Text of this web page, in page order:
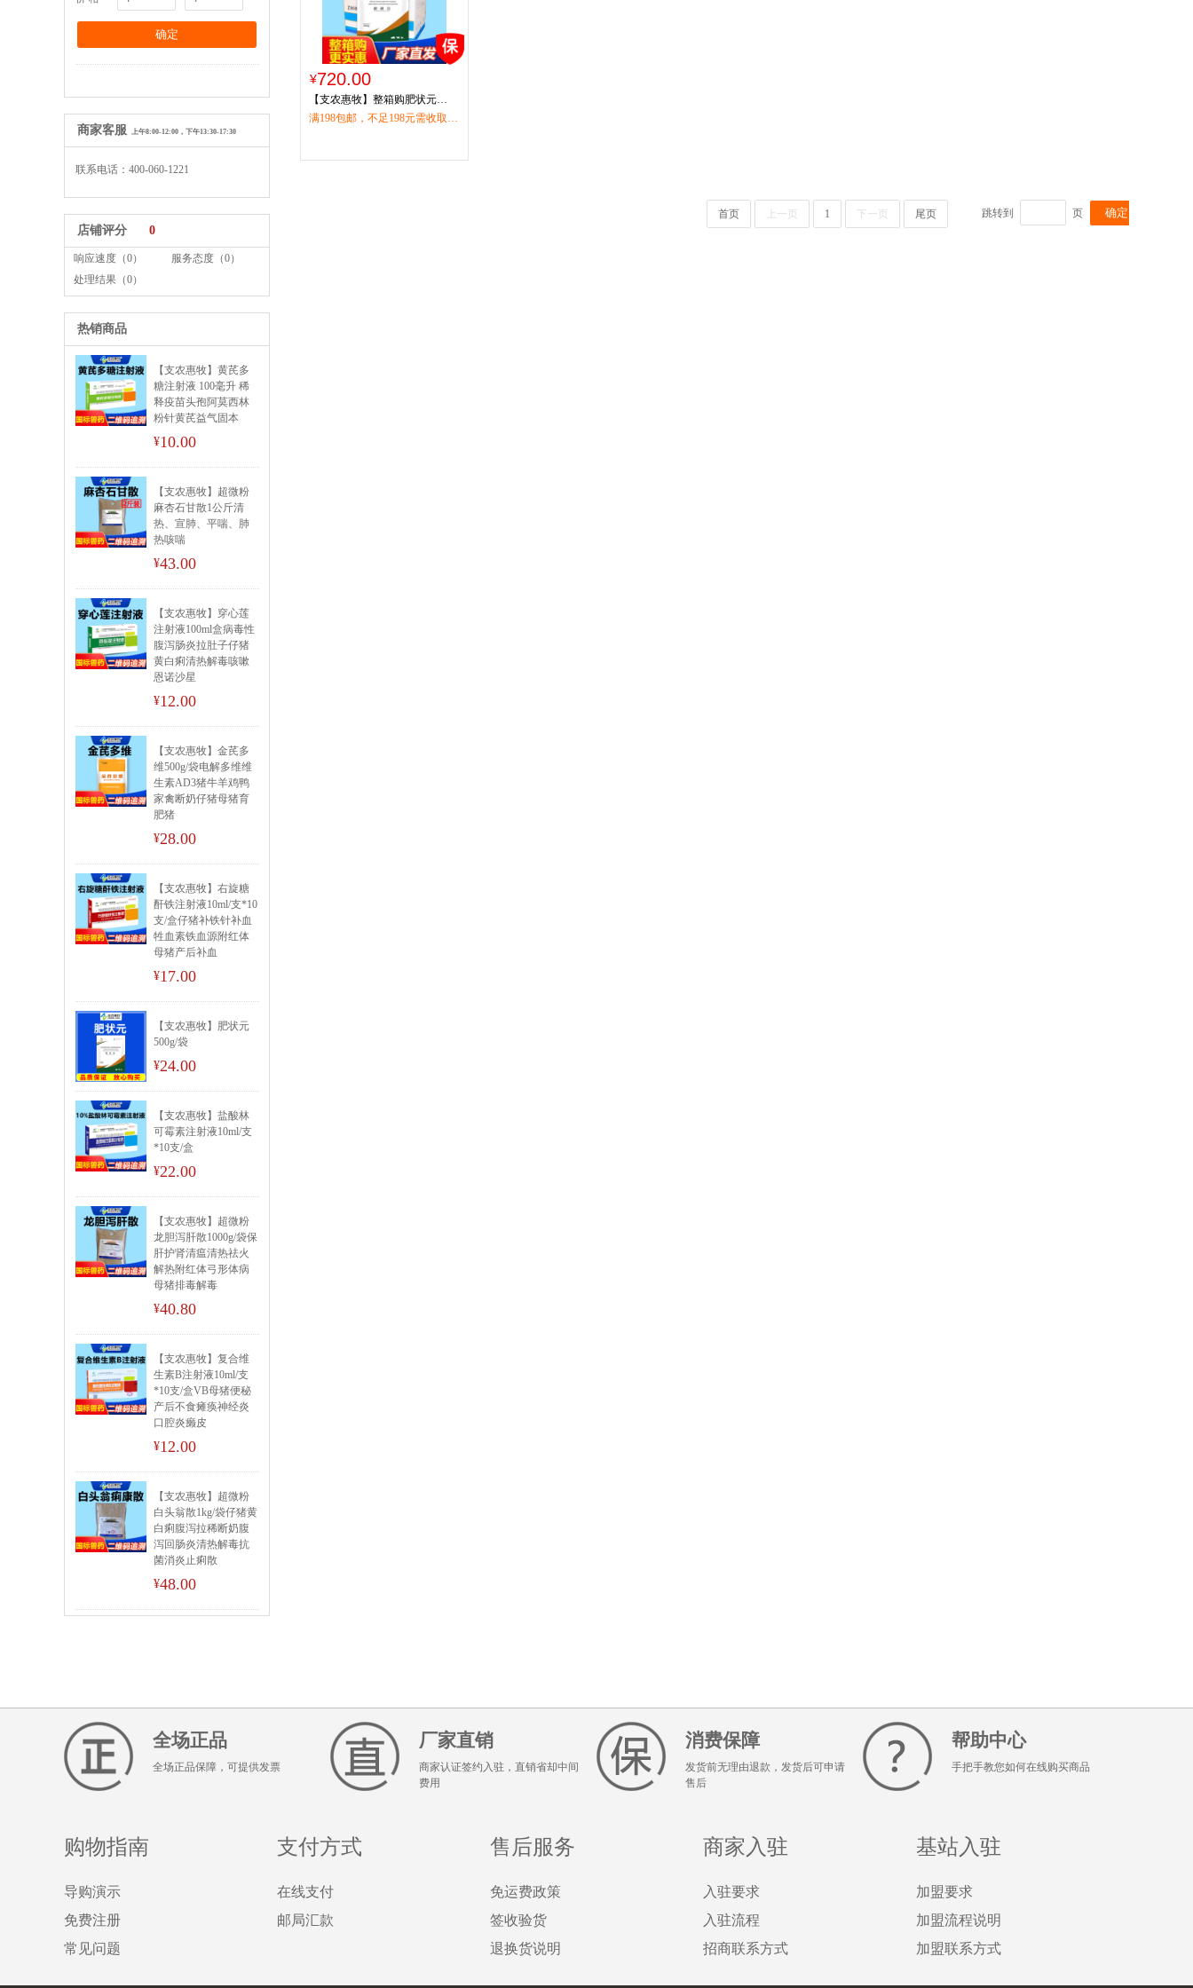
商家客服 上午8:00-12:00，下午13:30-17:30
联系电话：400-060-1221
店铺评分 0
响应速度（0）
服务态度（0）
处理结果（0）
热销商品
【支农惠牧】黄芪多
糖注射液 100毫升 稀
释疫苗头孢阿莫西林
粉针黄芪益气固本
¥10.00
【支农惠牧】超微粉
麻杏石甘散1公斤清
热、宣肺、平喘、肺
热咳喘
¥43.00
【支农惠牧】穿心莲
注射液100ml盒病毒性
腹泻肠炎拉肚子仔猪
黄白痢清热解毒咳嗽
恩诺沙星
¥12.00
【支农惠牧】金芪多
维500g/袋电解多维维
生素AD3猪牛羊鸡鸭
家禽断奶仔猪母猪育
肥猪
¥28.00
【支农惠牧】右旋糖
酐铁注射液10ml/支*10
支/盒仔猪补铁针补血
牲血素铁血源附红体
母猪产后补血
¥17.00
【支农惠牧】肥状元
500g/袋
¥24.00
【支农惠牧】盐酸林
可霉素注射液10ml/支
*10支/盒
¥22.00
【支农惠牧】超微粉
龙胆泻肝散1000g/袋保
肝护肾清瘟清热祛火
解热附红体弓形体病
母猪排毒解毒
¥40.80
【支农惠牧】复合维
生素B注射液10ml/支
*10支/盒VB母猪便秘
产后不食瘫痪神经炎
口腔炎癞皮
¥12.00
【支农惠牧】超微粉
白头翁散1kg/袋仔猪黄
白痢腹泻拉稀断奶腹
泻回肠炎清热解毒抗
菌消炎止痢散
¥48.00
¥720.00
【支农惠牧】整箱购肥状元
500g/袋*30袋/箱
满198包邮，不足198元需收取物
青海、宁夏、甘肃、海南、新疆
首页 上一页 1 下一页 尾页 跳转到 页
全场正品
全场正品保障，可提供发票
厂家直销
商家认证签约入驻，直销省却中间
费用
消费保障
发货前无理由退款，发货后可申请
售后
帮助中心
手把手教您如何在线购买商品
购物指南
导购演示
免费注册
常见问题
支付方式
在线支付
邮局汇款
售后服务
免运费政策
签收验货
退换货说明
商家入驻
入驻要求
入驻流程
招商联系方式
基站入驻
加盟要求
加盟流程说明
加盟联系方式